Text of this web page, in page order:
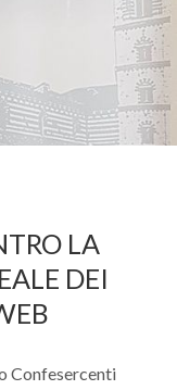
LA
DEI
Confesercenti